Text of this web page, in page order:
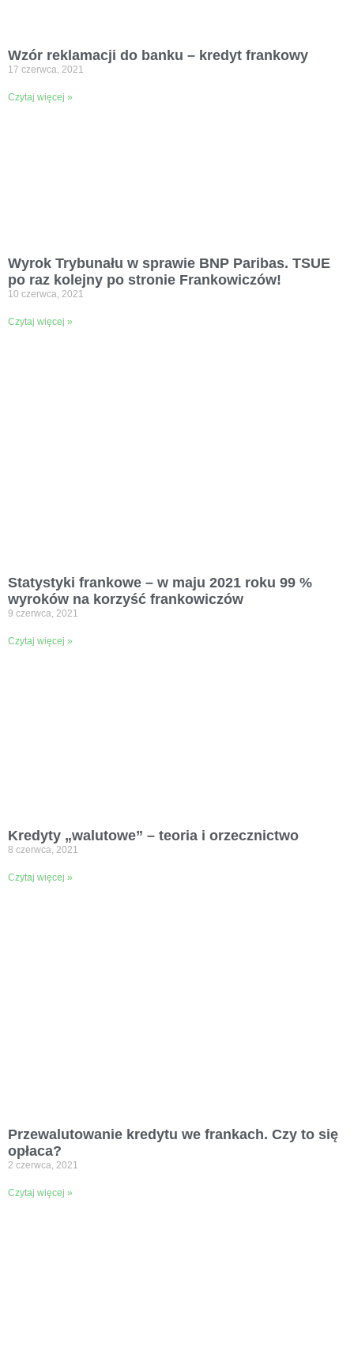
Wzór reklamacji do banku – kredyt frankowy
17 czerwca, 2021
Czytaj więcej »
Wyrok Trybunału w sprawie BNP Paribas. TSUE
po raz kolejny po stronie Frankowiczów!
10 czerwca, 2021
Czytaj więcej »
Statystyki frankowe – w maju 2021 roku 99 %
wyroków na korzyść frankowiczów
9 czerwca, 2021
Czytaj więcej »
Kredyty „walutowe” – teoria i orzecznictwo
8 czerwca, 2021
Czytaj więcej »
Przewalutowanie kredytu we frankach. Czy to się
opłaca?
2 czerwca, 2021
Czytaj więcej »